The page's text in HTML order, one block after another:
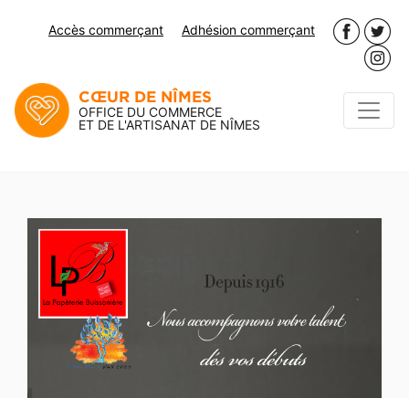
Accès commerçant Adhésion commerçant
CŒUR DE NÎMES
OFFICE DU COMMERCE
ET DE L'ARTISANAT DE NÎMES